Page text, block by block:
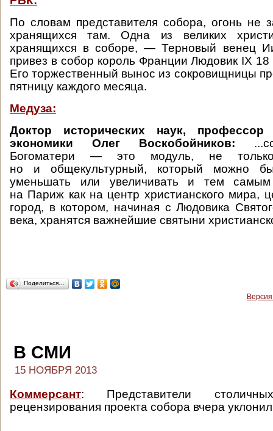
По словам представителя собора, огонь не
хранящихся там. Одна из великих
хранящихся в соборе, — Терновый венец
привез в собор король Франции Людовик IX 18
Его торжественный вынос из сокровищницы
пятницу каждого месяца.
Медуза:
Доктор исторических наук,
экономики Олег Воскобойников:
Богоматери — это модуль, не только
но и общекультурный, который можно
уменьшать или увеличивать и тем самым
на Париж как на центр христианского мира,
город, в котором, начиная с Людовика
века, хранятся важнейшие святыни
Поделиться…
В СМИ
15 НОЯБРЯ 2013
Коммерсант: Представители
рецензирования проекта собора вчера